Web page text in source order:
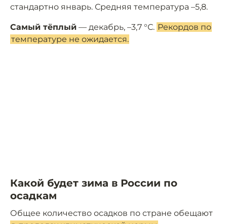
стандартно январь. Средняя температура –5,8.
Самый тёплый — декабрь, –3,7 °С. Рекордов по
температуре не ожидается.
Какой будет зима в России по
осадкам
Общее количество осадков по стране обещают